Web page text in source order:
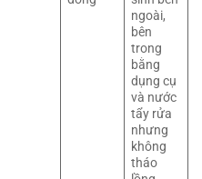
ngoài,
bên
trong
bằng
dụng cụ
và nước
tẩy rửa
nhưng
không
tháo